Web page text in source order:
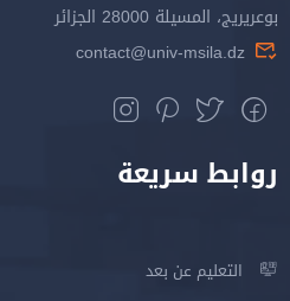
بوعريريج، المسيلة 28000 الجزائر
contact@univ-msila.dz
روابط سريعة
التعليم عن بعد